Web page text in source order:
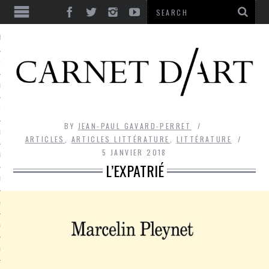
ULTIME
RIRE
LIBERTÉ
BEAUTÉ
FOLIE
BY JEAN-PAUL GAVARD-PERRET
ARTICLES
ARTICLES LITTÉRATURE
LITTÉRATURE
5 JANVIER 2018
L’EXPATRIÉ